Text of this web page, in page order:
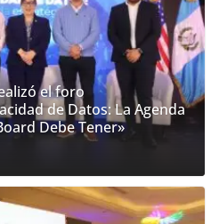
el foro
de Datos: La Agenda
Debe Tener»